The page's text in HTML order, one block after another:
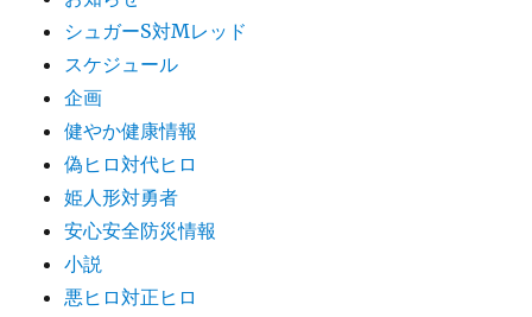
シュガーS対Mレッド
スケジュール
企画
健やか健康情報
偽ヒロ対代ヒロ
姫人形対勇者
安心安全防災情報
小説
悪ヒロ対正ヒロ